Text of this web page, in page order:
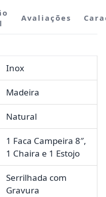
Avaliações
Inox
Madeira
Natural
1 Faca Campeira 8″,
1 Chaira e 1 Estojo
Serrilhada com
Gravura